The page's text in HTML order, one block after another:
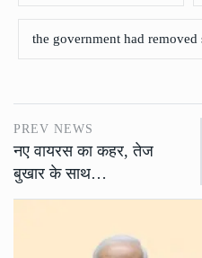
the government had removed
PREV NEWS
नए वायरस का कहर, तेज
बुखार के साथ…